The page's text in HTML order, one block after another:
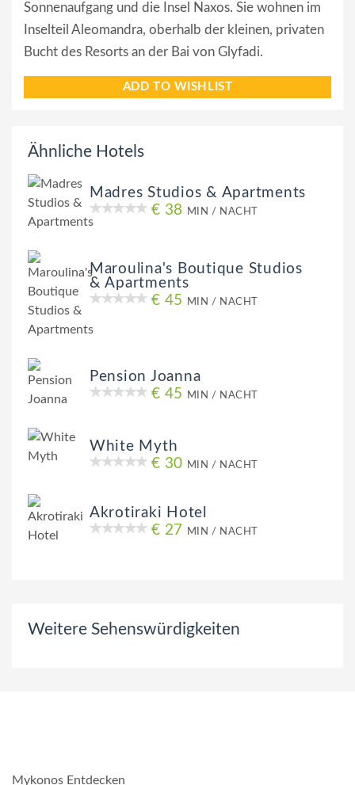
Sonnenaufgang und die Insel Naxos. Sie wohnen im
Inselteil Aleomandra, oberhalb der kleinen, privaten
Bucht des Resorts an der Bai von Glyfadi.
ADD TO WISHLIST
Ähnliche Hotels
Madres Studios & Apartments
€ 38
MIN / NACHT
Maroulina's Boutique Studios
& Apartments
€ 45
MIN / NACHT
Pension Joanna
€ 45
MIN / NACHT
White Myth
€ 30 MIN / NACHT
Akrotiraki Hotel
€ 27
MIN / NACHT
Weitere Sehenswürdigkeiten
Mykonos Entdecken